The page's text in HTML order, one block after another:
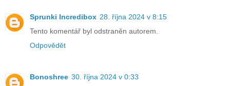
Sprunki Incredibox 28. října 2024 v 8:15
Tento komentář byl odstraněn autorem.
Odpovědět
Bonoshree 30. října 2024 v 0:33